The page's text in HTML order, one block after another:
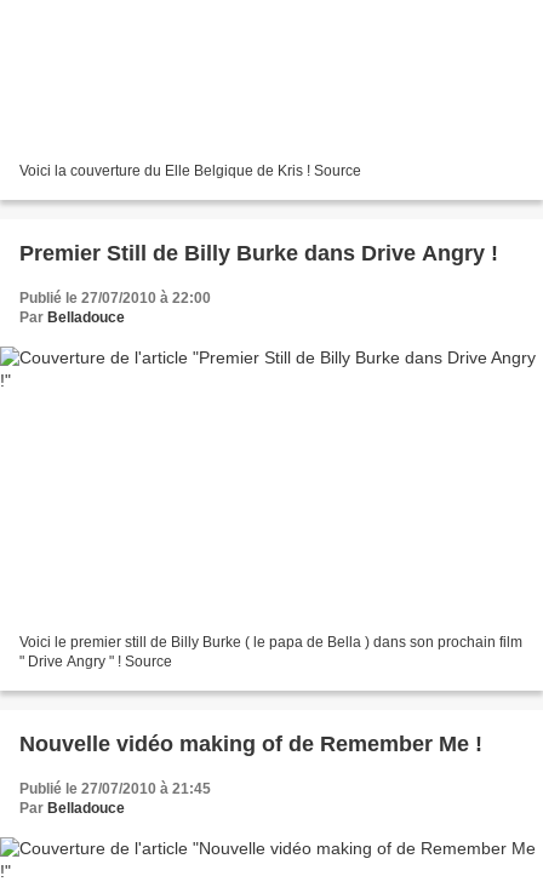
Voici la couverture du Elle Belgique de Kris ! Source
Premier Still de Billy Burke dans Drive Angry !
Publié le 27/07/2010 à 22:00
Par Belladouce
Voici le premier still de Billy Burke ( le papa de Bella ) dans son prochain film
" Drive Angry " ! Source
Nouvelle vidéo making of de Remember Me !
Publié le 27/07/2010 à 21:45
Par Belladouce